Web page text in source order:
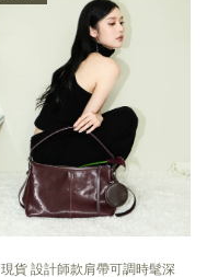
現貨 設計師款肩帶可調時髦深